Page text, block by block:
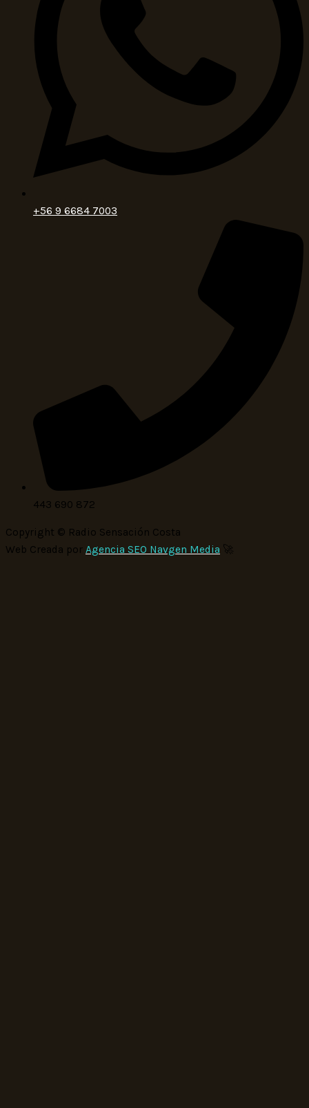
+56 9 6684 7003
443 690 872
Copyright © Radio Sensación Costa
Web Creada por Agencia SEO Navgen Media 🚀